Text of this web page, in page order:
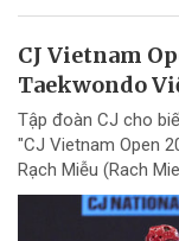
CJ Vietnam
Taekwondo
Tập đoàn CJ cho
"CJ Vietnam Open
Rạch Miễu (Rach